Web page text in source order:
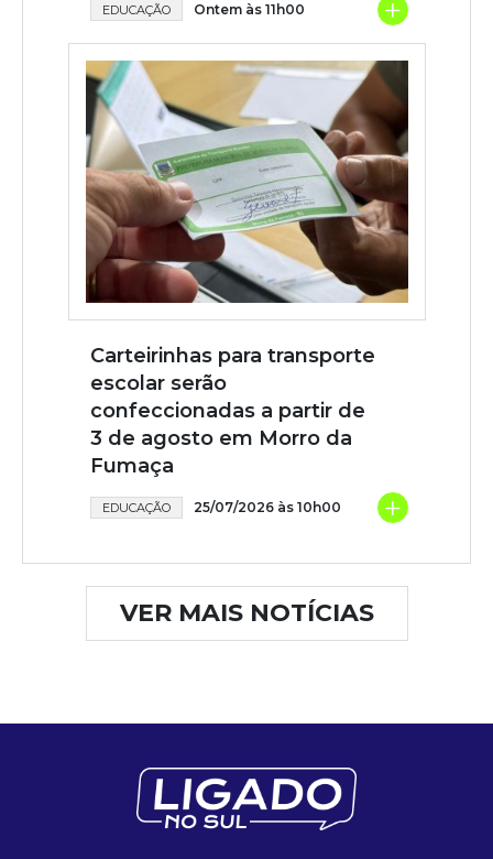
EDUCAÇÃO Ontem às 11h00 +
Carteirinhas para transporte
escolar serão
confeccionadas a partir de
3 de agosto em Morro da
Fumaça
EDUCAÇÃO 25/07/2026 às 10h00 +
VER MAIS NOTÍCIAS